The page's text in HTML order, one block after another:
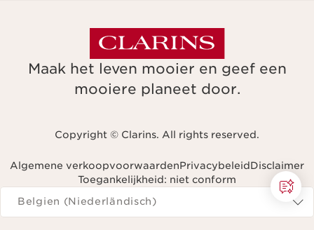
Maak het leven mooier en geef een
mooiere planeet door.
Copyright © Clarins. All rights reserved.
Algemene verkoopvoorwaardenPrivacybeleidDisclaimer
Toegankelijkheid: niet conform
Navigeren naar
Belgien (Niederländisch)